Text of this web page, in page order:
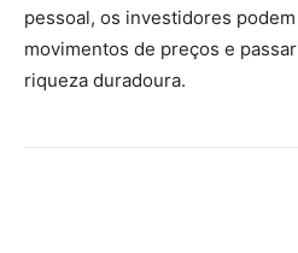
pessoal, os investidores
movimentos de preços e
riqueza duradoura.